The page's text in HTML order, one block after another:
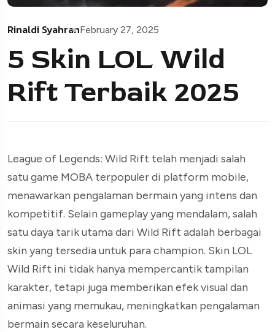
Rinaldi SyahranFebruary 27, 2025
5 Skin LOL Wild
Rift Terbaik 2025
League of Legends: Wild Rift telah menjadi salah
satu game MOBA terpopuler di platform mobile,
menawarkan pengalaman bermain yang intens dan
kompetitif. Selain gameplay yang mendalam, salah
satu daya tarik utama dari Wild Rift adalah berbagai
skin yang tersedia untuk para champion. Skin LOL
Wild Rift ini tidak hanya mempercantik tampilan
karakter, tetapi juga memberikan efek visual dan
animasi yang memukau, meningkatkan pengalaman
bermain secara keseluruhan.